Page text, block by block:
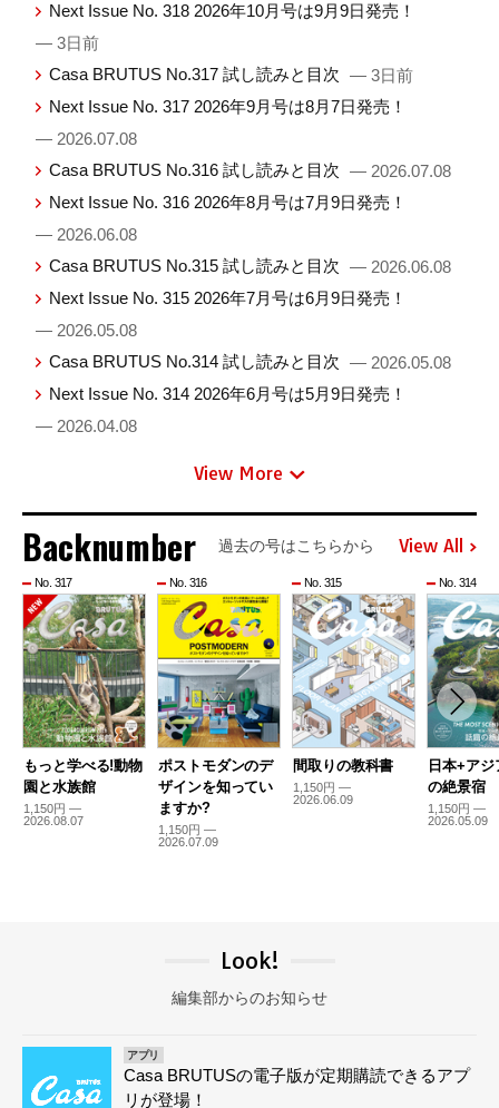
Next Issue No. 318 2026年10月号は9月9日発売！
— 3日前
Casa BRUTUS No.317 試し読みと目次 — 3日前
Next Issue No. 317 2026年9月号は8月7日発売！
— 2026.07.08
Casa BRUTUS No.316 試し読みと目次 — 2026.07.08
Next Issue No. 316 2026年8月号は7月9日発売！
— 2026.06.08
Casa BRUTUS No.315 試し読みと目次 — 2026.06.08
Next Issue No. 315 2026年7月号は6月9日発売！
— 2026.05.08
Casa BRUTUS No.314 試し読みと目次 — 2026.05.08
Next Issue No. 314 2026年6月号は5月9日発売！
— 2026.04.08
View More
Backnumber 過去の号はこちらから View All
No. 317
もっと学べる!動物
園と水族館
1,150円 —
2026.08.07
No. 316
ポストモダンのデ
ザインを知ってい
ますか?
1,150円 —
2026.07.09
No. 315
間取りの教科書
1,150円 —
2026.06.09
No. 314
日本+アジ
の絶景宿
1,150円 —
2026.05.09
Look!
編集部からのお知らせ
アプリ
Casa BRUTUSの電子版が定期購読できるアプ
リが登場！